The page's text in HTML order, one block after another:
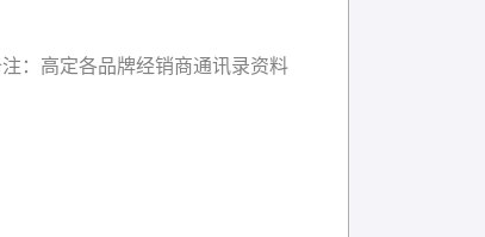
：高定各品牌经销商通讯录资料